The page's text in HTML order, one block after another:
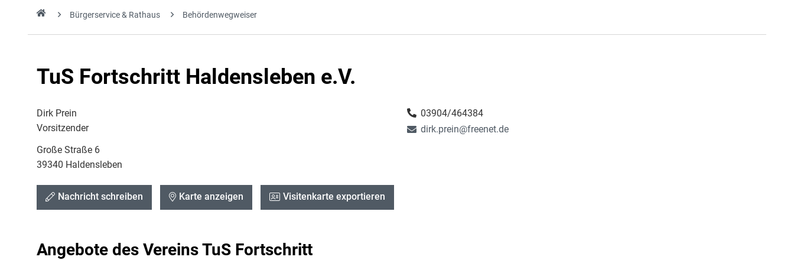
Bürgerservice & Rathaus Behördenwegweiser
TuS Fortschritt Haldensleben e.V.
Dirk Prein
Vorsitzender
Große Straße 6
39340 Haldensleben
03904/464384
dirk.prein@freenet.de
Nachricht schreiben Karte anzeigen Visitenkarte exportieren
Angebote des Vereins TuS Fortschritt